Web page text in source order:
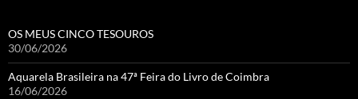
OS MEUS CINCO TESOUROS
30/06/2026
Aquarela Brasileira na 47ª Feira do Livro de Coimbra
16/06/2026